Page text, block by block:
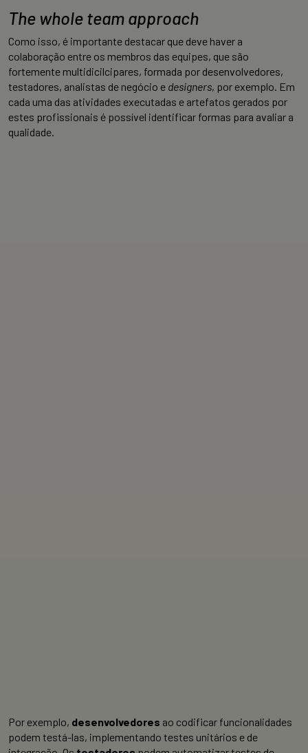
The whole team approach
Como isso, é importante destacar que deve haver a
colaboração entre os membros das equipes, que são
fortemente multidicilcipares, formada por desenvolvedores,
testadores, analistas de negócio e designers, por exemplo. Em
cada uma das atividades executadas e artefatos gerados por
estes profissionais é possível identificar formas para avaliar a
qualidade.
Por exemplo, desenvolvedores ao codificar funcionalidades
podem testá-las, implementando testes unitários e de